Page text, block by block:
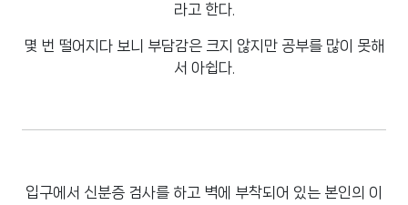
라고 한다.
몇 번 떨어지다 보니 부담감은 크지 않지만 공부를 많이 못해
서 아쉽다.
입구에서 신분증 검사를 하고 벽에 부착되어 있는 본인의 이